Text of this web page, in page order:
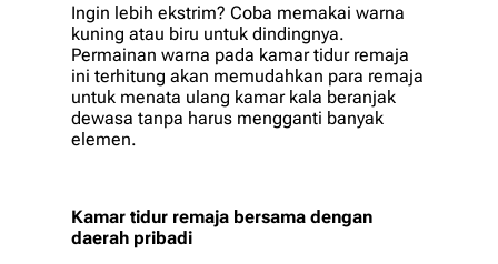
Ingin lebih ekstrim? Coba memakai warna
kuning atau biru untuk dindingnya.
Permainan warna pada kamar tidur remaja
ini terhitung akan memudahkan para remaja
untuk menata ulang kamar kala beranjak
dewasa tanpa harus mengganti banyak
elemen.
Kamar tidur remaja bersama dengan
daerah pribadi